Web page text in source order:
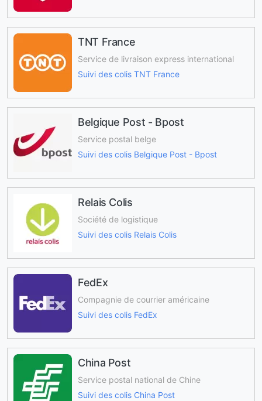
TNT France
Service de livraison express international
Suivi des colis TNT France
Belgique Post - Bpost
Service postal belge
Suivi des colis Belgique Post - Bpost
Relais Colis
Société de logistique
Suivi des colis Relais Colis
FedEx
Compagnie de courrier américaine
Suivi des colis FedEx
China Post
Service postal national de Chine
Suivi des colis China Post